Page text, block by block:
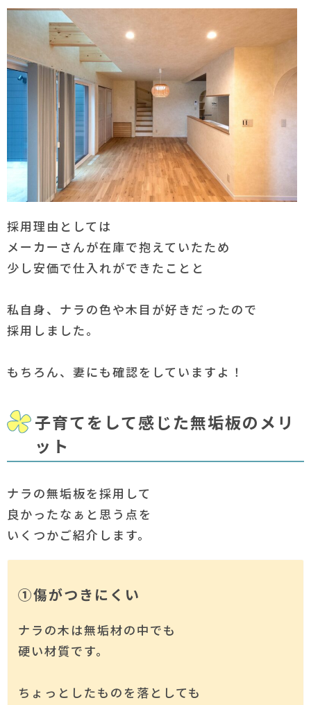
採用理由としては
メーカーさんが在庫で抱えていたため
少し安価で仕入れができたことと
私自身、ナラの色や木目が好きだったので
採用しました。
もちろん、妻にも確認をしていますよ！
子育てをして感じた無垢板のメリ
ット
ナラの無垢板を採用して
良かったなぁと思う点を
いくつかご紹介します。
①傷がつきにくい
ナラの木は無垢材の中でも
硬い材質です。
ちょっとしたものを落としても